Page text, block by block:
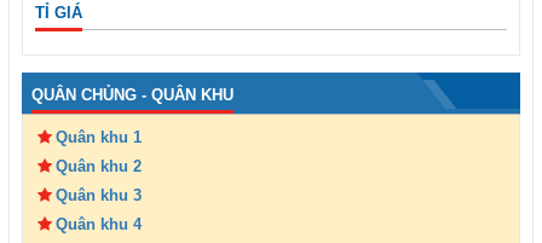
TỈ GIÁ
QUÂN CHỦNG - QUÂN KHU
Quân khu 1
Quân khu 2
Quân khu 3
Quân khu 4